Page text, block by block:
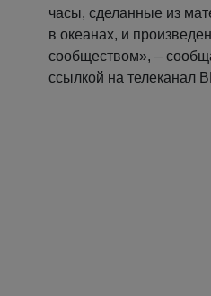
часы, сделанные из
в океанах, и
сообществом», –
ссылкой на телеканал